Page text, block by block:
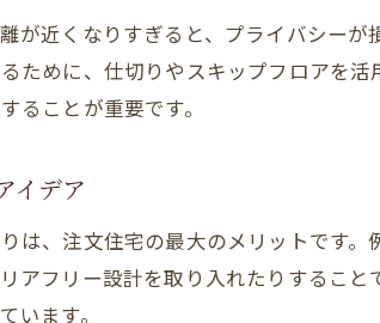
が近くなりすぎると、プライバシー
ために、仕切りやスキップフロアを
ることが重要です。
イデア
は、注文住宅の最大のメリットです
アフリー設計を取り入れたりするこ
います。